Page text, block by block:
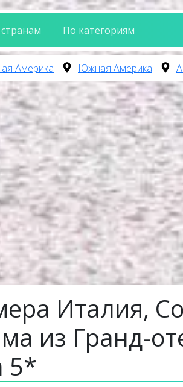
По категориям
Америка Южная Америка
Италия,
из Гранд-
5*